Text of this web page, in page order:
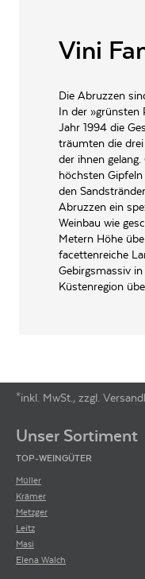
ALLERGENE / INHALTSSTOFFE
INHALT (LITER)
PRODUZENT / ABFÜLLER /
WEINTYPGESCHMACK
ARTIKELNUMMER
Vini
Die Abruzzen
In der »grünsten
Jahr 1994 die
träumten die
der ihnen
höchsten
den
Abruzzen ein
Weinbau wie
Metern Höhe
facettenreiche
Gebirgsmassiv
Küstenregion
*inkl. MwSt., zzgl.
Unser Sortiment
TOP-WEINGÜTER
Müller
Krämer
Metzger
Leitz
Masi
Elena Walch